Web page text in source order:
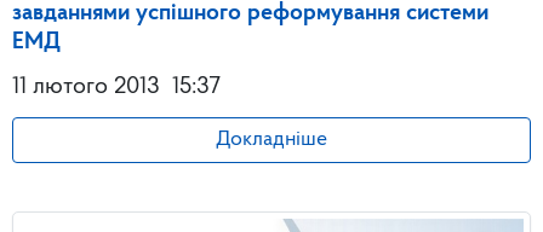
завданнями успішного реформування системи
ЕМД
11 лютого 2013 15:37
Докладніше